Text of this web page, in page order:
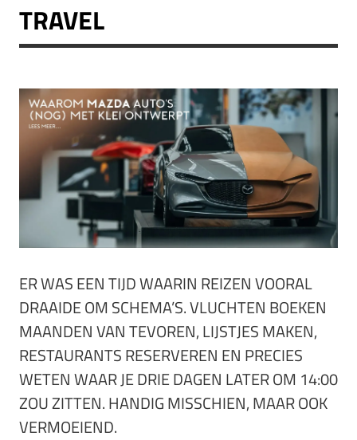
TRAVEL
ER WAS EEN TIJD WAARIN REIZEN VOORAL
DRAAIDE OM SCHEMA’S. VLUCHTEN BOEKEN
MAANDEN VAN TEVOREN, LIJSTJES MAKEN,
RESTAURANTS RESERVEREN EN PRECIES
WETEN WAAR JE DRIE DAGEN LATER OM 14:00
ZOU ZITTEN. HANDIG MISSCHIEN, MAAR OOK
VERMOEIEND.